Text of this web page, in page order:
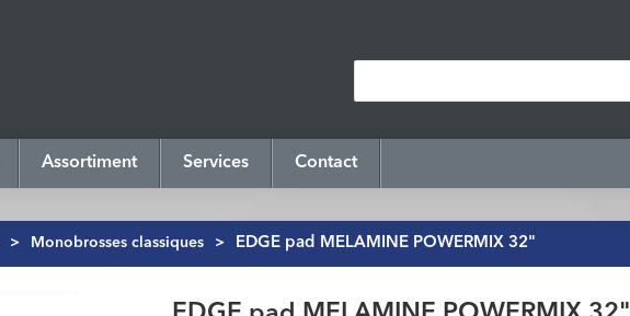
Assortiment Services Contact
> Monobrosses classiques > EDGE pad MELAMINE POWERMIX 32"